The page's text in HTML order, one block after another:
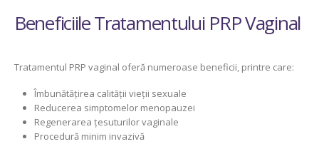
Beneficiile Tratamentului PRP Vaginal
Tratamentul PRP vaginal oferă numeroase beneficii, printre care:
Îmbunătățirea calității vieții sexuale
Reducerea simptomelor menopauzei
Regenerarea țesuturilor vaginale
Procedură minim invazivă